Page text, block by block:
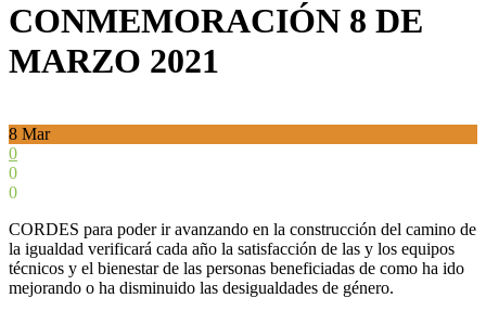
CONMEMORACIÓN 8 DE
MARZO 2021
8 Mar
0
0
0
CORDES para poder ir avanzando en la construcción del camino de
la igualdad verificará cada año la satisfacción de las y los equipos
técnicos y el bienestar de las personas beneficiadas de como ha ido
mejorando o ha disminuido las desigualdades de género.